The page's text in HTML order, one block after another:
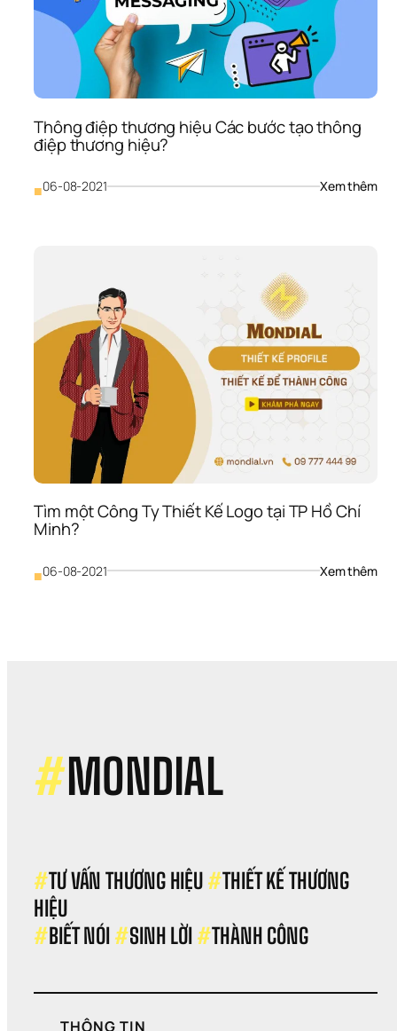
Thông điệp thương hiệu Các bước tạo thông
điệp thương hiệu?
■06-08-2021 Xem thêm:
Tìm một Công Ty Thiết Kế Logo tại TP Hồ Chí
Minh?
■06-08-2021 Xem thêm:
#MONDIAL
#TƯ VẤN THƯƠNG HIỆU #THIẾT KẾ THƯƠNG
HIỆU
#BIẾT NÓI #SINH LỜI #THÀNH CÔNG
THÔNG TIN